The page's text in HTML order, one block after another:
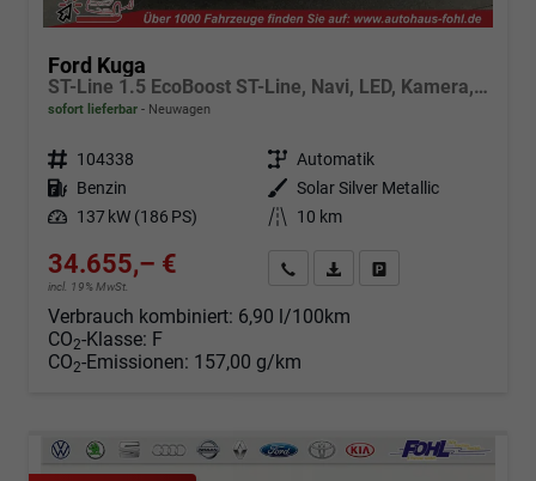
Ford Kuga
ST-Line 1.5 EcoBoost ST-Line, Navi, LED, Kamera, Winter, FS beheizbar, 5 J.-Garantie
sofort lieferbar Neuwagen
Fahrzeugnr. 104338 Getriebe Automatik
Kraftstoff Benzin Außenfarbe Solar Silver Metallic
Leistung 137 kW (186 PS) Kilometerstand 10 km
34.655,– €
incl. 19% MwSt.
Angebot anfordern
Fahrzeugexpose (PDF)
Verbrauch kombiniert: 6,90 l/100km
CO2-Klasse: F
CO2-Emissionen: 157,00 g/km